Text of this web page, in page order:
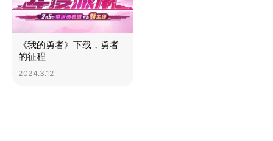
《我的勇者》下载，勇者
的征程
2024.3.12